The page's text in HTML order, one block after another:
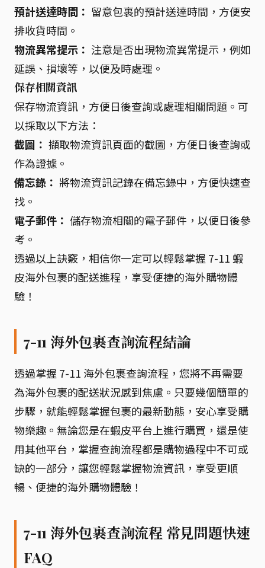
預計送達時間： 留意包裹的預計送達時間，方便安
排收貨時間。
物流異常提示： 注意是否出現物流異常提示，例如
延誤、損壞等，以便及時處理。
保存相關資訊
保存物流資訊，方便日後查詢或處理相關問題。可
以採取以下方法：
截圖： 擷取物流資訊頁面的截圖，方便日後查詢或
作為證據。
備忘錄： 將物流資訊記錄在備忘錄中，方便快速查
找。
電子郵件： 儲存物流相關的電子郵件，以便日後參
考。
透過以上訣竅，相信你一定可以輕鬆掌握 7-11 蝦
皮海外包裹的配送進程，享受便捷的海外購物體
驗！
7-11 海外包裹查詢流程結論
透過掌握 7-11 海外包裹查詢流程，您將不再需要
為海外包裹的配送狀況感到焦慮。只要幾個簡單的
步驟，就能輕鬆掌握包裹的最新動態，安心享受購
物樂趣。無論您是在蝦皮平台上進行購買，還是使
用其他平台，掌握查詢流程都是購物過程中不可或
缺的一部分，讓您輕鬆掌握物流資訊，享受更順
暢、便捷的海外購物體驗！
7-11 海外包裹查詢流程 常見問題快速
FAQ